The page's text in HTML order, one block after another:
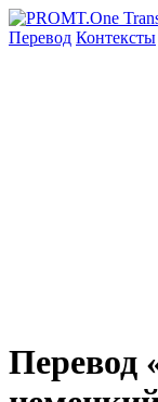
Перевод Контексты
Перевод